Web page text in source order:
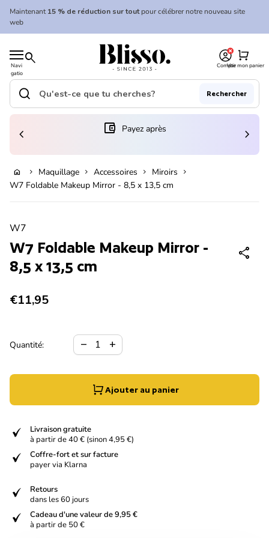
Skip to content
Maintenant15 % de réduction sur toutpour célébrer notre nouveau site
web
Navi
gatio
n
mobil
search
Accueil
CompteVoir mon panier
shopping_cart
Accueil
Recherche"
search Rechercher
(le lien s'ouvre dans un nouvel onglet/fenêtre)
account_balance_wallet Payez après
chevron_left chevron_right
home chevron_right Maquillage chevron_right Accessoires chevron_right Miroirs chevron_right
W7 Foldable Makeup Mirror - 8,5 x 13,5 cm
W7
W7 Foldable Makeup Mirror -
8,5 x 13,5 cm
share
Prix normal
€11,95
Quantité:
Diminuer la quantité pour
remove
Augmenter la quantité pour
add
Ajouter au panier
verified
Livraison gratuite
à partir de 40 € (sinon 4,95 €)
verified
Coffre-fort et sur facture
payer via Klarna
verified
Retours
dans les 60 jours
verified
Cadeau d'une valeur de 9,95 €
à partir de 50 €